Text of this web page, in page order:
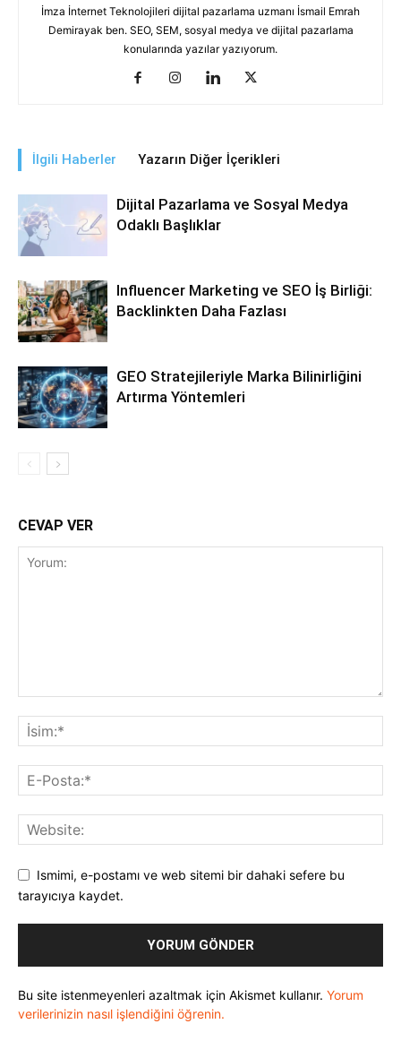
İmza İnternet Teknolojileri dijital pazarlama uzmanı İsmail Emrah
Demirayak ben. SEO, SEM, sosyal medya ve dijital pazarlama
konularında yazılar yazıyorum.
İlgili Haberler Yazarın Diğer İçerikleri
Dijital Pazarlama ve Sosyal Medya
Odaklı Başlıklar
Influencer Marketing ve SEO İş Birliği:
Backlinkten Daha Fazlası
GEO Stratejileriyle Marka Bilinirliğini
Artırma Yöntemleri
CEVAP VER
Ismimi, e-postamı ve web sitemi bir dahaki sefere bu
tarayıcıya kaydet.
Bu site istenmeyenleri azaltmak için Akismet kullanır. Yorum
verilerinizin nasıl işlendiğini öğrenin.